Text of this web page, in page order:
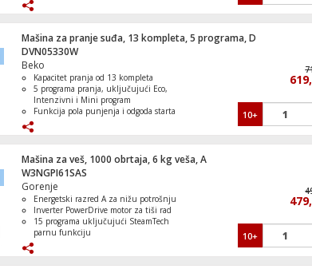
Tih rad od samo 40 dB
Mašina za pranje suđa, 13 kompleta, 5 programa, D
DVN05330W
Beko
Kapacitet pranja od 13 kompleta
5 programa pranja, uključujući Eco,
Intenzivni i Mini program
Funkcija pola punjenja i odgoda starta
Poklopac dozatora koji se lako otvara
10+
Mašina za veš, 1000 obrtaja, 6 kg veša, A
W3NGPI61SAS
Gorenje
Energetski razred A za nižu potrošnju
Inverter PowerDrive motor za tiši rad
15 programa uključujući SteamTech
parnu funkciju
Kompaktne dimenzije pogodne za
manje prostore
10+